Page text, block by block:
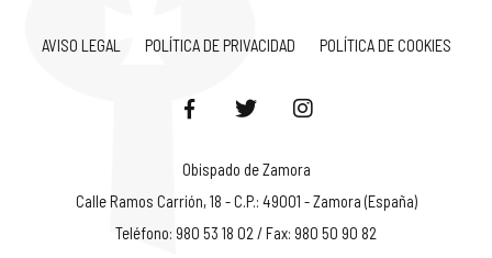
AVISO LEGAL POLÍTICA DE PRIVACIDAD POLÍTICA DE COOKIES
Obispado de Zamora
Calle Ramos Carrión, 18 - C.P.: 49001 - Zamora (España)
Teléfono: 980 53 18 02 / Fax: 980 50 90 82